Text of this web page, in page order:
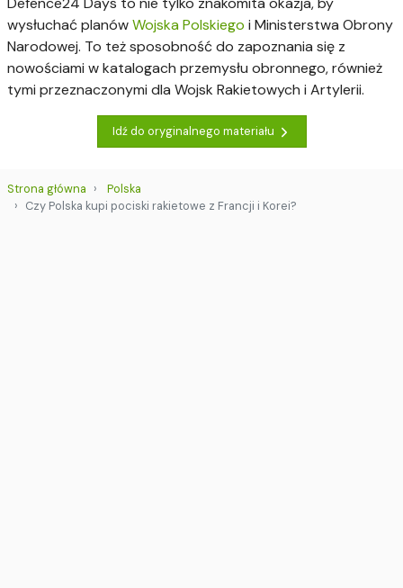
wysłuchać planówWojska Polskiego i Ministerstwa Obrony
Narodowej. To też sposobność do zapoznania się z
nowościami w katalogach przemysłu obronnego, również
tymi przeznaczonymi dla Wojsk Rakietowych i Artylerii.
Idź do oryginalnego materiału
Strona główna
Polska
Czy Polska kupi pociski rakietowe z Francji i Korei?